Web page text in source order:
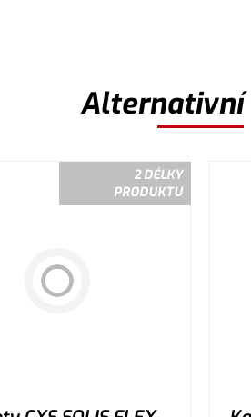
Alternativní
2 DÉLKY
PRODUKTU